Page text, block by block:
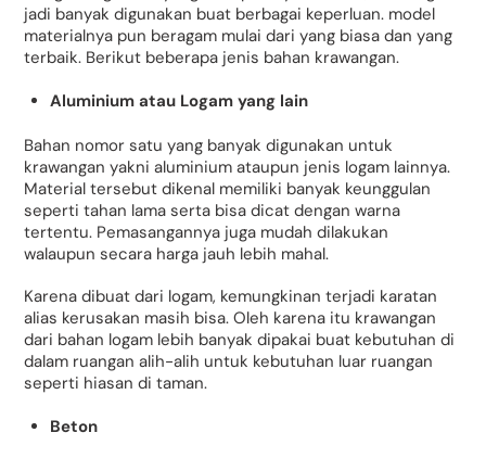
jadi banyak digunakan buat berbagai keperluan. model
materialnya pun beragam mulai dari yang biasa dan yang
terbaik. Berikut beberapa jenis bahan krawangan.
Aluminium atau Logam yang lain
Bahan nomor satu yang banyak digunakan untuk
krawangan yakni aluminium ataupun jenis logam lainnya.
Material tersebut dikenal memiliki banyak keunggulan
seperti tahan lama serta bisa dicat dengan warna
tertentu. Pemasangannya juga mudah dilakukan
walaupun secara harga jauh lebih mahal.
Karena dibuat dari logam, kemungkinan terjadi karatan
alias kerusakan masih bisa. Oleh karena itu krawangan
dari bahan logam lebih banyak dipakai buat kebutuhan di
dalam ruangan alih-alih untuk kebutuhan luar ruangan
seperti hiasan di taman.
Beton